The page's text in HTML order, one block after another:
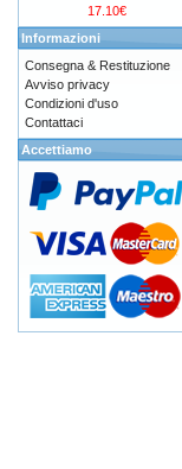
17.10€
Informazioni
Consegna & Restituzione
Avviso privacy
Condizioni d'uso
Contattaci
Accettiamo